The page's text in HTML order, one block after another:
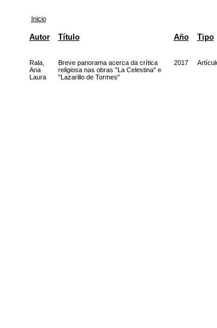
Inicio
Autor Título Año Tipo
Rala,
Ana
Laura
Breve panorama acerca da crítica
religiosa nas obras "La Celestina" e
"Lazarillo de Tormes"
2017